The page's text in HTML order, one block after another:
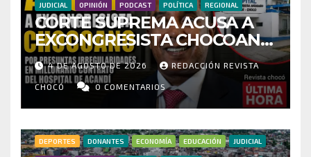
JUDICIAL OPINIÓN PODCAST POLÍTICA REGIONAL
CORTE SUPREMA ACUSA A
EXCONGRESISTA CHOCOANO
POR PRESUNTAS
IRREGULARIDADES EN
MILLONARIO CONTRATO DEL
HOSPITAL DE ACANDÍ
4 DE AGOSTO DE 2026 REDACCIÓN REVISTA
CHOCÓ 0 COMENTARIOS
DEPORTES DONANTES ECONOMÍA EDUCACIÓN JUDICIAL